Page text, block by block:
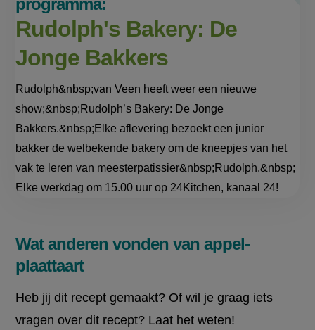
Rudolph's Bakery: De
Jonge Bakkers
Rudolph&nbsp;van Veen heeft weer een nieuwe
show;&nbsp;Rudolph’s Bakery: De Jonge
Bakkers.&nbsp;Elke aflevering bezoekt een junior
bakker de welbekende bakery om de kneepjes van het
vak te leren van meesterpatissier&nbsp;Rudolph.&nbsp;
Elke werkdag om 15.00 uur op 24Kitchen, kanaal 24!
Wat anderen vonden van appel-
plaattaart
Heb jij dit recept gemaakt? Of wil je graag iets
vragen over dit recept? Laat het weten!